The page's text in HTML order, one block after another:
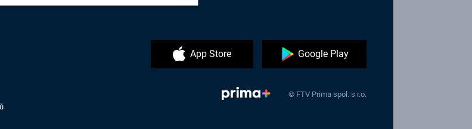
App Store Google Play
© FTV Prima spol. s r.o.